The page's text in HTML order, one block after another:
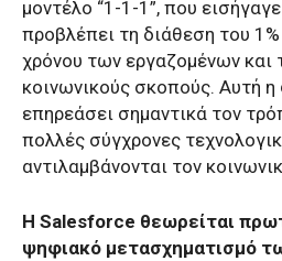
μοντέλο “1-1-1”, που
προβλέπει τη διάθεση του
χρόνου των εργαζομένων
κοινωνικούς σκοπούς. Αυτή η
επηρεάσει σημαντικά τον
πολλές σύγχρονες
αντιλαμβάνονται τον
Η Salesforce θεωρείται
ψηφιακό μετασχηματισμό